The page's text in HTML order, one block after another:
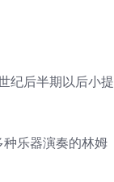
纪后半期以后小提
种乐器演奏的林姆